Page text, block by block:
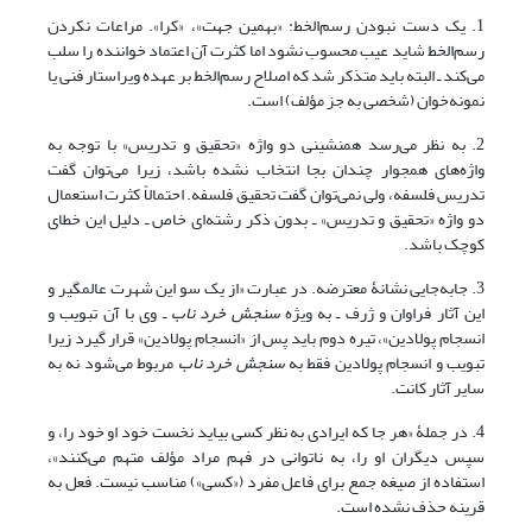
1. یک دست نبودن رسم‌الخط: «بهمین جهت»، «کرا». مراعات نکردن
رسم‌الخط شاید عیب محسوب نشود اما کثرت آن اعتماد خواننده را سلب
می‌کند ـ البته باید متذکر شد که اصلاح رسم‌الخط بر عهده ویراستار فنی یا
نمونه‌خوان (شخصی به جز مؤلف) است.
2. به نظر می‌رسد همنشینی دو واژه «تحقیق و تدریس» با توجه به
واژه‌های همجوار چندان بجا انتخاب نشده باشد، زیرا می‌توان گفت
تدریس فلسفه، ولی نمی‌توان گفت تحقیق فلسفه. احتمالاً کثرت استعمال
دو واژه «تحقیق و تدریس» ـ بدون ذکر رشته‌ای خاص ـ دلیل این خطای
کوچک باشد.
3. جابه‌جایی نشانۀ معترضه. در عبارت «از یک سو این شهرت عالمگیر و
این آثار فراوان و ژرف ـ به ویژهسنجش خرد نابـ وی با آن تبویب و
انسجام پولادین»، تیره دوم باید پس از «انسجام پولادین» قرار گیرد زیرا
تبویب و انسجام پولادین فقط بهسنجش خرد نابمربوط می‌شود نه به
سایر آثار کانت.
4. در جملۀ «هر جا که ایرادی به نظر کسی بیاید نخست خود او خود را، و
سپس دیگران او را، به ناتوانی در فهم مراد مؤلف متهم می‌کنند»،
استفاده از صیغه جمع برای فاعل مفرد («کسی») مناسب نیست. فعل به
قرینه حذف نشده است.